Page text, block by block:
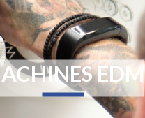
MACHINES EDM